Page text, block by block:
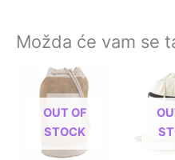
Možda će vam se
OUT OF
STOCK